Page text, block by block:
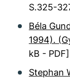
S.325-
Béla
1994).
kB - PDF]
Stephan